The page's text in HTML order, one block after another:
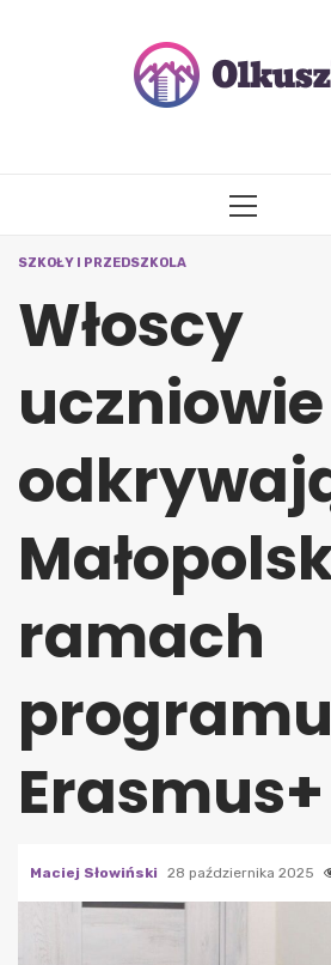
PRIMARY
SZKOŁY I PRZEDSZKOLA
Włoscy
uczniowie
ramach
programu
Erasmus+
Maciej Słowiński 28 października 2025